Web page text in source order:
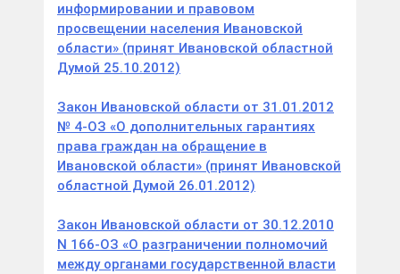
информировании и правовом
просвещении населения Ивановской
области» (принят Ивановской областной
Думой 25.10.2012)
Закон Ивановской области от 31.01.2012
№ 4-ОЗ «О дополнительных гарантиях
права граждан на обращение в
Ивановской области» (принят Ивановской
областной Думой 26.01.2012)
Закон Ивановской области от 30.12.2010
N 166-ОЗ «О разграничении полномочий
между органами государственной власти